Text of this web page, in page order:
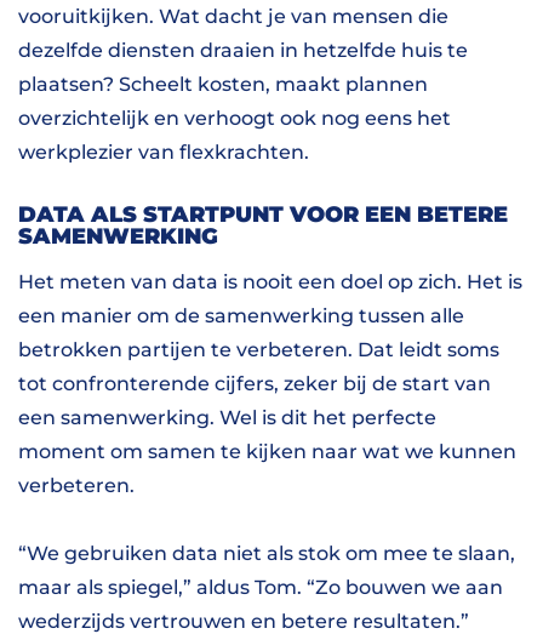
vooruitkijken. Wat dacht je van mensen die
dezelfde diensten draaien in hetzelfde huis te
plaatsen? Scheelt kosten, maakt plannen
overzichtelijk en verhoogt ook nog eens het
werkplezier van flexkrachten.
DATA ALS STARTPUNT VOOR EEN BETERE
SAMENWERKING
Het meten van data is nooit een doel op zich. Het is
een manier om de samenwerking tussen alle
betrokken partijen te verbeteren. Dat leidt soms
tot confronterende cijfers, zeker bij de start van
een samenwerking. Wel is dit het perfecte
moment om samen te kijken naar wat we kunnen
verbeteren.
“We gebruiken data niet als stok om mee te slaan,
maar als spiegel,” aldus Tom. “Zo bouwen we aan
wederzijds vertrouwen en betere resultaten.”